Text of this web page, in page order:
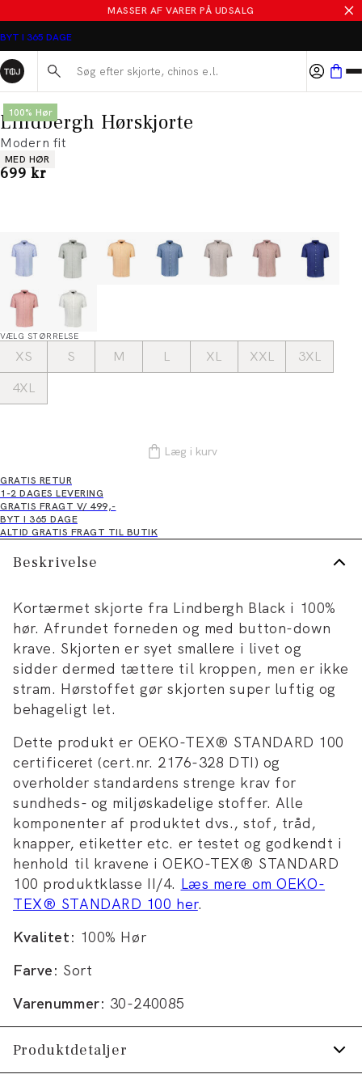
MASSER AF VARER PÅ UDSALG
BYT I 365 DAGE
Søg her...
100% Hør
Lindbergh Hørskjorte
Modern fit
Produkt egenskaber
MED HØR
I alt (inkl. rabat)
699 kr
VÆLG STØRRELSE
XS S M L XL XXL
3XL
4XL
Læg i kurv
GRATIS RETUR
1-2 DAGES LEVERING
GRATIS FRAGT V/ 499,-
BYT I 365 DAGE
ALTID GRATIS FRAGT TIL BUTIK
Beskrivelse
Kortærmet skjorte fra Lindbergh Black i 100%
hør. Afrundet forneden og med button-down
krave. Skjorten er syet smallere i livet og
sidder dermed tættere til kroppen, men er ikke
stram. Hørstoffet gør skjorten super luftig og
behageligt let.
Dette produkt er OEKO-TEX® STANDARD 100
certificeret (cert.nr. 2176-328 DTI) og
overholder standardens strenge krav for
sundheds- og miljøskadelige stoffer. Alle
komponenter af produktet dvs., stof, tråd,
knapper, etiketter etc. er testet og godkendt i
henhold til kravene i OEKO-TEX® STANDARD
100 produktklasse II/4. Læs mere om OEKO-
TEX® STANDARD 100 her.
Kvalitet: 100% Hør
Farve: Sort
Varenummer: 30-240085
Produktdetaljer